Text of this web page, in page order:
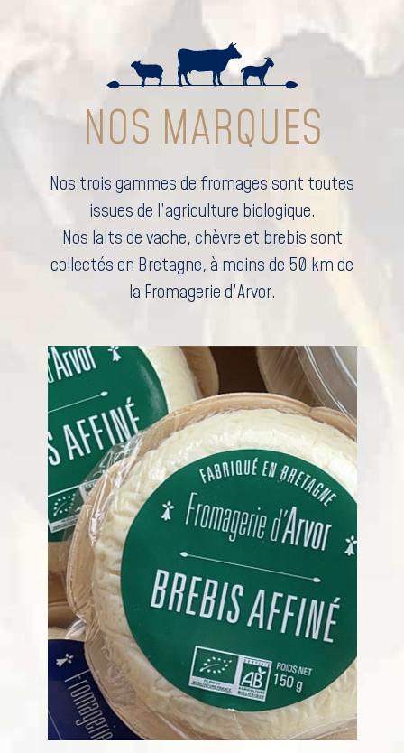
NOS MARQUES
Nos trois gammes de fromages sont toutes
issues de l’agriculture biologique.
Nos laits de vache, chèvre et brebis sont
collectés en Bretagne, à moins de 50 km de
la Fromagerie d’Arvor.